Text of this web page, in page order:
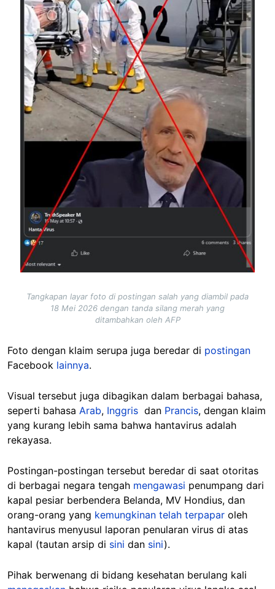
Tangkapan layar foto di postingan salah yang diambil pada
18 Mei 2026 dengan tanda silang merah yang
ditambahkan oleh AFP
Foto dengan klaim serupa juga beredar di postingan
Facebook lainnya.
Visual tersebut juga dibagikan dalam berbagai bahasa,
seperti bahasa Arab, Inggris dan Prancis, dengan klaim
yang kurang lebih sama bahwa hantavirus adalah
rekayasa.
Postingan-postingan tersebut beredar di saat otoritas
di berbagai negara tengah mengawasi penumpang dari
kapal pesiar berbendera Belanda, MV Hondius, dan
orang-orang yang kemungkinan telah terpapar oleh
hantavirus menyusul laporan penularan virus di atas
kapal (tautan arsip di sini dan sini).
Pihak berwenang di bidang kesehatan berulang kali